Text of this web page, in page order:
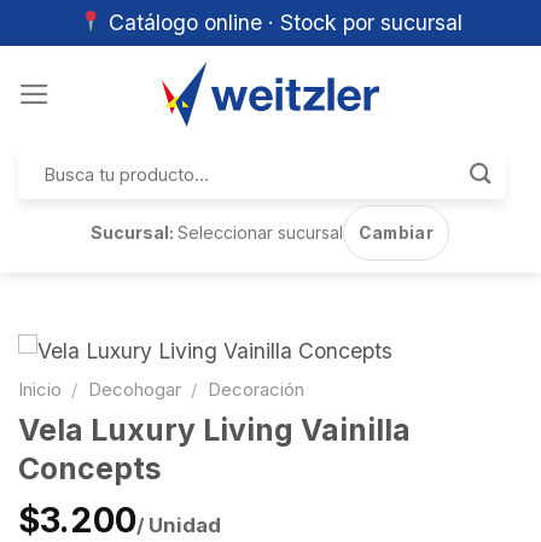
Catálogo online · Stock por sucursal
por:
Sucursal:Seleccionar sucursal Cambiar
Inicio / Decohogar / Decoración
Vela Luxury Living Vainilla
Concepts
$3.200/ Unidad